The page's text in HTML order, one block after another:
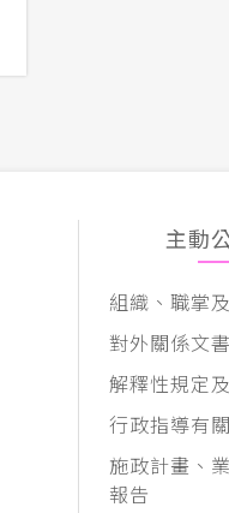
主動
組織、職掌
對外關係文書
解釋性規定
行政指導有
施政計畫、
報告